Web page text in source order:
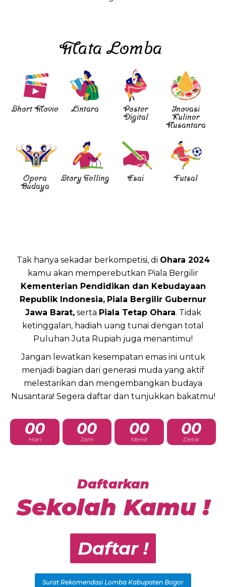
Mata Lomba
Short Movie Lintara
Poster
Digital
Inovasi
Kuliner
Nusantara
Opera
Budaya
Story Telling Esai Futsal
Tak hanya sekadar berkompetisi, di Ohara 2024
kamu akan memperebutkan Piala Bergilir
Kementerian Pendidikan dan Kebudayaan
Republik Indonesia, Piala Bergilir Gubernur
Jawa Barat,serta Piala Tetap Ohara. Tidak
ketinggalan, hadiah uang tunai dengan total
Puluhan Juta Rupiah juga menantimu!
Jangan lewatkan kesempatan emas ini untuk
menjadi bagian dari generasi muda yang aktif
melestarikan dan mengembangkan budaya
Nusantara! Segera daftar dan tunjukkan bakatmu!
00
Hari
00
Jam
00
Menit
00
Detik
Daftarkan
Sekolah Kamu !
Daftar !
Surat Rekomendasi Lomba Kabupaten Bogor